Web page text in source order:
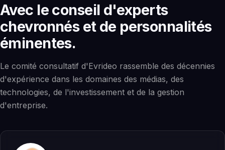
Avec le conseil d'experts
chevronnés et de personnalités
éminentes.
Le comité consultatif d'Evrideo rassemble des décennies
d'expérience dans les domaines des médias, des
technologies, de l'investissement et de la gestion
d'entreprise.